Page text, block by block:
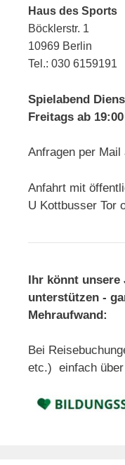
Haus des Sports
Böcklerstr. 1
10969 Berlin
Tel.: 030 6159191
Spielabend
Freitags ab
Anfragen per Mail
Anfahrt mit
U Kottbusser Tor
Ihr könnt unsere
unterstützen -
Mehraufwand:
Bei
etc.) einfach